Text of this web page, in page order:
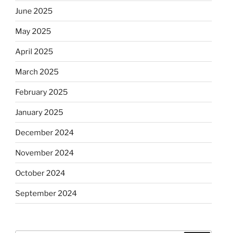
June 2025
May 2025
April 2025
March 2025
February 2025
January 2025
December 2024
November 2024
October 2024
September 2024